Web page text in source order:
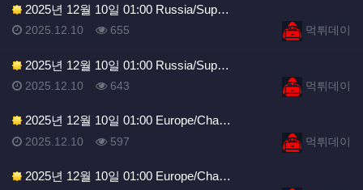
2025년 12월 10일 01:00 Russia/Sup…
등록자먹튀데이
등록일
2025.12.10 조회
655
2025년 12월 10일 01:00 Russia/Sup…
등록자먹튀데이
등록일
2025.12.10 조회
643
2025년 12월 10일 01:00 Europe/Cha…
등록자먹튀데이
등록일
2025.12.10 조회
597
2025년 12월 10일 01:00 Europe/Cha…